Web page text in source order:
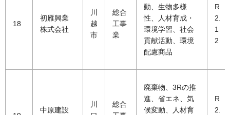
18
初雁興業
株式会社
川
越
市
総合
工事
業
動、生物多様
性、人材育成・
環境学習、社会
貢献活動、環境
配慮商品
R
2.
1
2
中原建設
川
総合
廃棄物、3Rの推
進、省エネ、気
候変動、人材育
R
2.